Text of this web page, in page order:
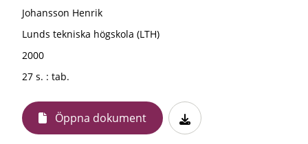
Johansson Henrik
Lunds tekniska högskola (LTH)
2000
27 s. : tab.
Öppna dokument